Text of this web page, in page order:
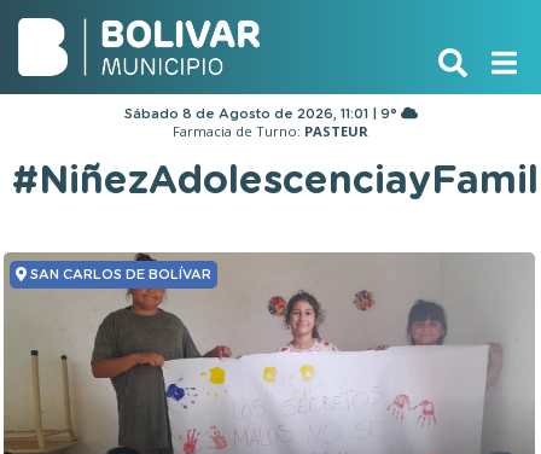
Sábado 8 de Agosto de 2026, 11:01 | 9°
Farmacia de Turno: PASTEUR
SAN CARLOS DE BOLÍVAR